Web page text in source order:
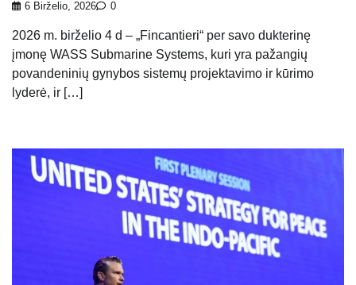
6 Birželio, 2026 0
2026 m. birželio 4 d – „Fincantieri“ per savo dukterinę
įmonę WASS Submarine Systems, kuri yra pažangių
povandeninių gynybos sistemų projektavimo ir kūrimo
lyderė, ir […]